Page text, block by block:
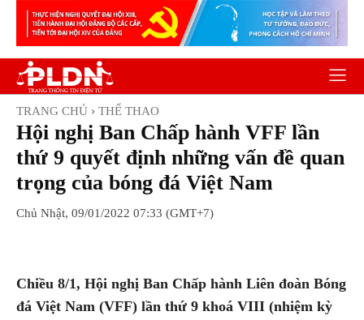
TRANG CHỦ THỂ THAO
Hội nghị Ban Chấp hành VFF lần
thứ 9 quyết định những vấn đề quan
trọng của bóng đá Việt Nam
Chủ Nhật, 09/01/2022 07:33 (GMT+7)
Chiều 8/1, Hội nghị Ban Chấp hành Liên đoàn Bóng
đá Việt Nam (VFF) lần thứ 9 khoá VIII (nhiệm kỳ